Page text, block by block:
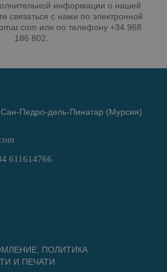
информации о нашей
связаться с нами по электронной
или по телефону +34 968
186 802.
Педро-дель-Пинатар (Мурсия)
611614766
ПОЛИТИКА
И ПЕЧАТИ